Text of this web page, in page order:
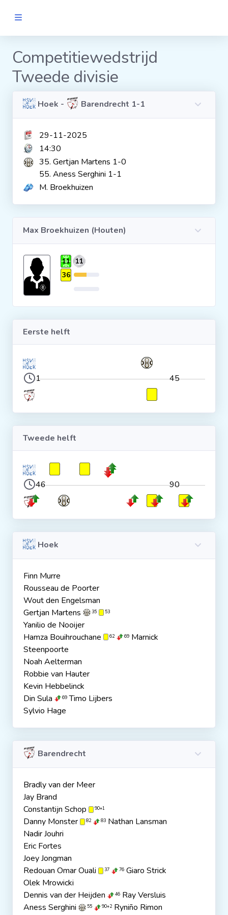
Clubs
Wedstrijden
Statistieken
Voetbalpiramide
Clubs
Wedstrijden
Statistieken
Overige links
Competitiewedstrijd
Tweede divisie
Hoek - Barendrecht 1-1
29-11-2025
14:30
35. Gertjan Martens 1-0
55. Aness Serghini 1-1
M. Broekhuizen
Max Broekhuizen (Houten)
11 11
36
Eerste helft
1 45
Tweede helft
46 90
Hoek
Finn Murre
Rousseau de Poorter
Wout den Engelsman
Gertjan Martens
35 53
Yanilio de Nooijer
Hamza Bouihrouchane
62 69 Marnick
Steenpoorte
Noah Aelterman
Robbie van Hauter
Kevin Hebbelinck
Din Sula
69 Timo Lijbers
Sylvio Hage
Barendrecht
Bradly van der Meer
Jay Brand
Constantijn Schop
90+1
Danny Monster 82 83 Nathan Lansman
Nadir Jouhri
Eric Fortes
Joey Jongman
Redouan Omar Ouali
37 76 Giaro Strick
Olek Mrowicki
Dennis van der Heijden
46 Ray Versluis
Aness Serghini
55 90+2 Ryniño Rimon